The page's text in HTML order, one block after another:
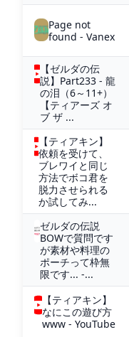
Page not
found - Vanex
【ゼルダの伝
説】Part233 - 龍
の泪（6～11+）
【ティアーズ オ
ブ ザ ...
【ティアキン】
依頼を受けて、
ブレワイと同じ
方法でボコ君を
脱力させられる
か試してみ...
ゼルダの伝説
BOWで質問です
が素材や料理の
ポーチって枠無
限です... -...
【ティアキン】
なにこの遊び方
www - YouTube